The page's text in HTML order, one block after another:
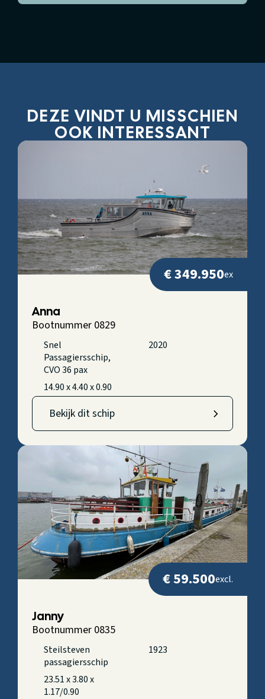
DEZE VINDT U MISSCHIEN
OOK INTERESSANT
€ 349.950ex
Anna
Bootnummer 0829
Snel
Passagiersschip,
CVO 36 pax
2020
14.90 x 4.40 x 0.90
Bekijk dit schip
€ 59.500excl.
Janny
Bootnummer 0835
Steilsteven
passagiersschip
1923
23.51 x 3.80 x
1.17/0.90